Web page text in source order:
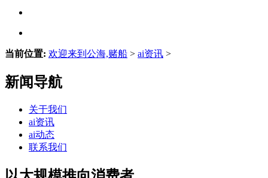
当前位置: 欢迎来到公海,赌船 > ai资讯 >
新闻导航
关于我们
ai资讯
ai动态
联系我们